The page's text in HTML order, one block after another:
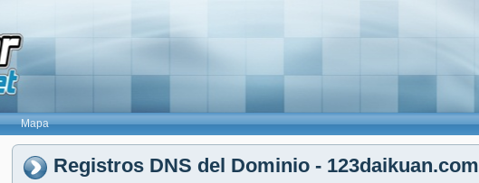
Mapa
Registros DNS del Dominio - 123daikuan.com